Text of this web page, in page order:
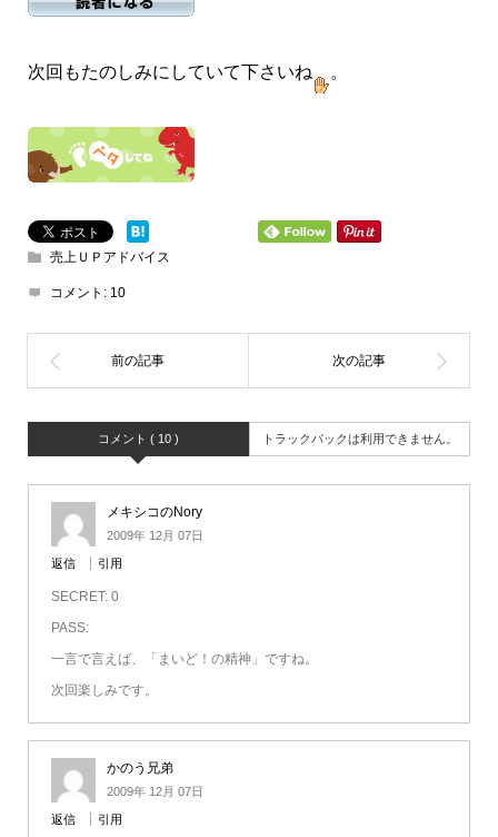
次回もたのしみにしていて下さいね 。
売上ＵＰアドバイス
コメント: 10
コメント ( 10 ) トラックバックは利用できません。
メキシコのNory
2009年 12月 07日
返信 引用
SECRET: 0
PASS:
一言で言えば、「まいど！の精神」ですね。
次回楽しみです。
かのう兄弟
2009年 12月 07日
返信 引用